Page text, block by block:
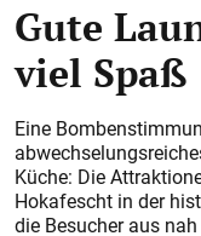
Gute
viel Spaß
Eine
Küche: Die
Hokafescht in der
die Besucher aus